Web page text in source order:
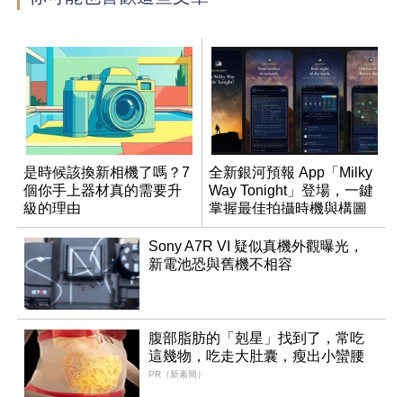
是時候該換新相機了嗎？7
個你手上器材真的需要升
級的理由
全新銀河預報 App「Milky
Way Tonight」登場，一鍵
掌握最佳拍攝時機與構圖
Sony A7R VI 疑似真機外觀曝光，
新電池恐與舊機不相容
腹部脂肪的「剋星」找到了，常吃
這幾物，吃走大肚囊，瘦出小蠻腰
PR（新素簡）